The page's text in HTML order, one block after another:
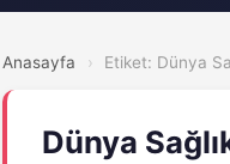
Anasayfa › Etiket: Dünya
Dünya